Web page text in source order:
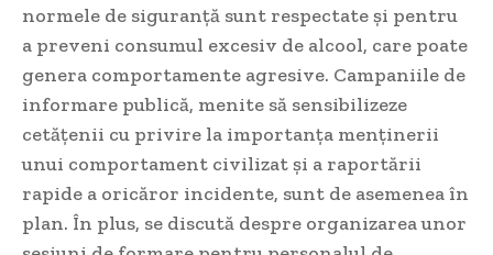
normele de siguranță sunt respectate și pentru
a preveni consumul excesiv de alcool, care poate
genera comportamente agresive. Campaniile de
informare publică, menite să sensibilizeze
cetățenii cu privire la importanța menținerii
unui comportament civilizat și a raportării
rapide a oricăror incidente, sunt de asemenea în
plan. În plus, se discută despre organizarea unor